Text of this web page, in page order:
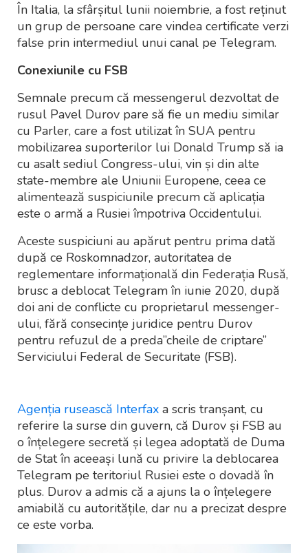
În Italia, la sfârșitul lunii noiembrie, a fost reținut
un grup de persoane care vindea certificate verzi
false prin intermediul unui canal pe Telegram.
Conexiunile cu FSB
Semnale precum că messengerul dezvoltat de
rusul Pavel Durov pare să fie un mediu similar
cu Parler, care a fost utilizat în SUA pentru
mobilizarea suporterilor lui Donald Trump să ia
cu asalt sediul Congress-ului, vin și din alte
state-membre ale Uniunii Europene, ceea ce
alimentează suspiciunile precum că aplicația
este o armă a Rusiei împotriva Occidentului.
Aceste suspiciuni au apărut pentru prima dată
după ce Roskomnadzor, autoritatea de
reglementare informațională din Federația Rusă,
brusc a deblocat Telegram în iunie 2020, după
doi ani de conflicte cu proprietarul messenger-
ului, fără consecințe juridice pentru Durov
pentru refuzul de a preda”cheile de criptare”
Serviciului Federal de Securitate (FSB).
Agenția rusească Interfax a scris tranșant, cu
referire la surse din guvern, că Durov și FSB au
o înțelegere secretă și legea adoptată de Duma
de Stat în aceeași lună cu privire la deblocarea
Telegram pe teritoriul Rusiei este o dovadă în
plus. Durov a admis că a ajuns la o înțelegere
amiabilă cu autoritățile, dar nu a precizat despre
ce este vorba.